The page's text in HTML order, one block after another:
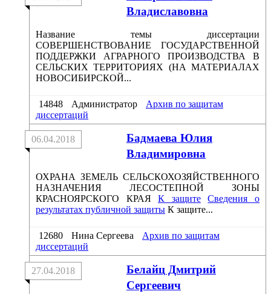
Владиславовна
Название темы диссертации
СОВЕРШЕНСТВОВАНИЕ ГОСУДАРСТВЕННОЙ
ПОДДЕРЖКИ АГРАРНОГО ПРОИЗВОДСТВА В
СЕЛЬСКИХ ТЕРРИТОРИЯХ (НА МАТЕРИАЛАХ
НОВОСИБИРСКОЙ...
14848 Администратор
Архив по защитам
диссертаций
Бадмаева Юлия
Владимировна
06.04.2018
ОХРАНА ЗЕМЕЛЬ СЕЛЬСКОХОЗЯЙСТВЕННОГО
НАЗНАЧЕНИЯ ЛЕСОСТЕПНОЙ ЗОНЫ
КРАСНОЯРСКОГО КРАЯК защите
Сведения о
результатах публичной защиты К защите...
12680 Нина Сергеева
Архив по защитам
диссертаций
Белайц Дмитрий
Сергеевич
27.04.2018